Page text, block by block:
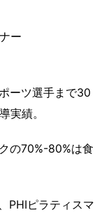
ー
ーツ選手まで30
実績。
の70%-80%は食
PHIピラティスマ